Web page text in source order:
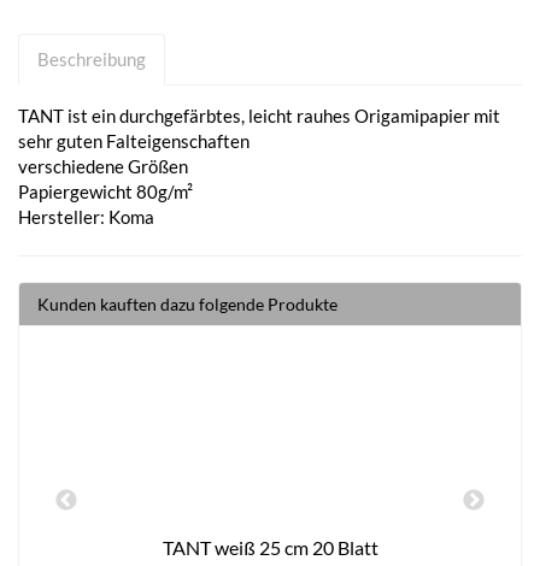
Beschreibung
TANT ist ein durchgefärbtes, leicht rauhes Origamipapier mit
sehr guten Falteigenschaften
verschiedene Größen
Papiergewicht 80g/m²
Hersteller: Koma
Kunden kauften dazu folgende Produkte
TANT weiß 25 cm 20 Blatt